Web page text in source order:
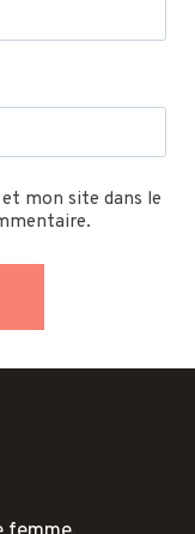
mon site dans le